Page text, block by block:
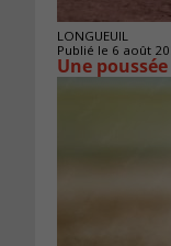
LONGUEUIL
Publié le 6 août
Une